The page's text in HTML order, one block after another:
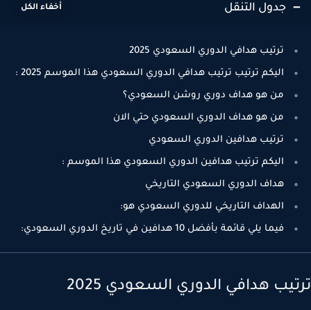
جدول التنقل
ترتيب هدافي الدوري السعودي 2025
اليكم ترتيب ترتيب هدافي الدوري السعودي هذا الموسم 2025 :
من هو هداف دوري روشن السعودي؟
من هو هداف الدوري السعودي حتي الان
ترتيب هدافين الدوري السعودي
اليكم ترتيب هدافين الدوري السعودي هذا الموسم :
هداف الدوري السعودي التاريخي
الهداف التاريخي للدوري السعودي هو:
فيما يلي قائمة بأفضل 10 هدافين في تاريخ الدوري السعودي:
هدافي الدوري السعودي 2025